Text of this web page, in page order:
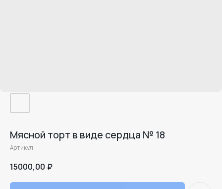
Мясной торт в виде сердца № 18
Артикул:
15000,00 ₽